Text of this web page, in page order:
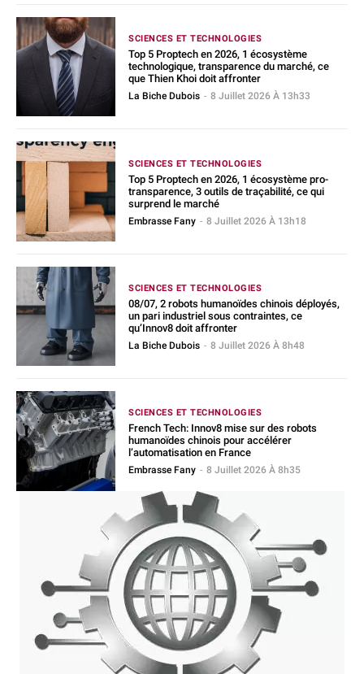
SCIENCES ET TECHNOLOGIES
Top 5 Proptech en 2026, 1 écosystème
technologique, transparence du marché, ce
que Thien Khoi doit affronter
La Biche Dubois - 8 Juillet 2026 À 13h33
SCIENCES ET TECHNOLOGIES
Top 5 Proptech en 2026, 1 écosystème pro-
transparence, 3 outils de traçabilité, ce qui
surprend le marché
Embrasse Fany - 8 Juillet 2026 À 13h18
SCIENCES ET TECHNOLOGIES
08/07, 2 robots humanoïdes chinois déployés,
un pari industriel sous contraintes, ce
qu’Innov8 doit affronter
La Biche Dubois - 8 Juillet 2026 À 8h48
SCIENCES ET TECHNOLOGIES
French Tech: Innov8 mise sur des robots
humanoïdes chinois pour accélérer
l’automatisation en France
Embrasse Fany - 8 Juillet 2026 À 8h35